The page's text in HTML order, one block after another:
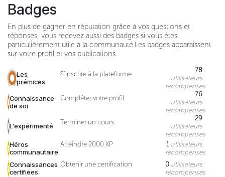
Badges
En plus de gagner en réputation grâce à vos questions et
réponses, vous recevez aussi des badges si vous êtes
particulièrement utile à la communauté. Les badges apparaissent
sur votre profil et vos publications.
Les
prémices
S'inscrire à la plateforme
78
utilisateurs
récompensés
Connaissance
de soi
Compléter votre profil
76
utilisateurs
récompensés
L'expérimenté Terminer un cours
29
utilisateurs
récompensés
Héros
communautaire
Atteindre 2000 XP 1 utilisateurs
récompensés
Connaissances
certifiées
Obtenir une certification 0 utilisateurs
récompensés